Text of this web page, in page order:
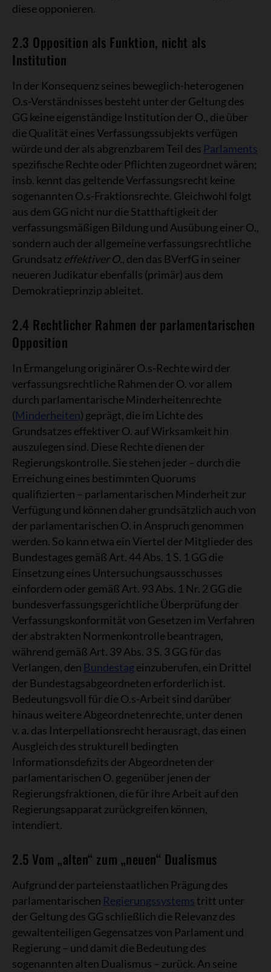
diese opponieren.
2.3 Opposition als Funktion, nicht als
Institution
In der Konsequenz seines beweglich-heterogenen
O.s-Verständnisses besteht unter der Geltung des
GG keine eigenständige Institution der O., die über
die Qualität eines Verfassungssubjekts verfügen
würde und der als abgrenzbarem Teil des Parlaments
spezifische Rechte oder Pflichten zugeordnet wären;
insb. kennt das geltende Verfassungsrecht keine
sogenannten O.s-Fraktionsrechte. Gleichwohl folgt
aus dem GG nicht nur die Statthaftigkeit der
verfassungsmäßigen Bildung und Ausübung einer O.,
sondern auch der allgemeine verfassungsrechtliche
Grundsatz effektiver O., den das BVerfG in seiner
neueren Judikatur ebenfalls (primär) aus dem
Demokratieprinzip ableitet.
2.4 Rechtlicher Rahmen der parlamentarischen
Opposition
In Ermangelung originärer O.s-Rechte wird der
verfassungsrechtliche Rahmen der O. vor allem
durch parlamentarische Minderheitenrechte
(Minderheiten) geprägt, die im Lichte des
Grundsatzes effektiver O. auf Wirksamkeit hin
auszulegen sind. Diese Rechte dienen der
Regierungskontrolle. Sie stehen jeder – durch die
Erreichung eines bestimmten Quorums
qualifizierten – parlamentarischen Minderheit zur
Verfügung und können daher grundsätzlich auch von
der parlamentarischen O. in Anspruch genommen
werden. So kann etwa ein Viertel der Mitglieder des
Bundestages gemäß Art. 44 Abs. 1 S. 1 GG die
Einsetzung eines Untersuchungsausschusses
einfordern oder gemäß Art. 93 Abs. 1 Nr. 2 GG die
bundesverfassungsgerichtliche Überprüfung der
Verfassungskonformität von Gesetzen im Verfahren
der abstrakten Normenkontrolle beantragen,
während gemäß Art. 39 Abs. 3 S. 3 GG für das
Verlangen, den Bundestageinzuberufen, ein Drittel
der Bundestagsabgeordneten erforderlich ist.
Bedeutungsvoll für die O.s-Arbeit sind darüber
hinaus weitere Abgeordnetenrechte, unter denen
v. a. das Interpellationsrecht herausragt, das einen
Ausgleich des strukturell bedingten
Informationsdefizits der Abgeordneten der
parlamentarischen O. gegenüber jenen der
Regierungsfraktionen, die für ihre Arbeit auf den
Regierungsapparat zurückgreifen können,
intendiert.
2.5 Vom „alten“ zum „neuen“ Dualismus
Aufgrund der parteienstaatlichen Prägung des
parlamentarischen Regierungssystems tritt unter
der Geltung des GG schließlich die Relevanz des
gewaltenteiligen Gegensatzes von Parlament und
Regierung – und damit die Bedeutung des
sogenannten alten Dualismus – zurück. An seine